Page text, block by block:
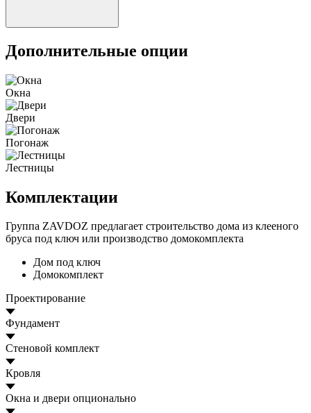
Дополнительные опции
Окна
Двери
Погонаж
Лестницы
Комплектации
Группа ZAVDOZ предлагает строительство дома из клееного
бруса под ключ или производство домокомплекта
Дом под ключ
Домокомплект
Проектирование
Фундамент
Стеновой комплект
Кровля
Окна и двери опционально